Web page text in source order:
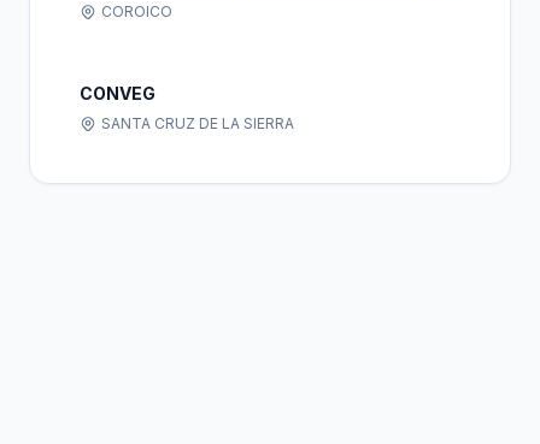
COROICO
CONVEG
SANTA CRUZ DE LA SIERRA